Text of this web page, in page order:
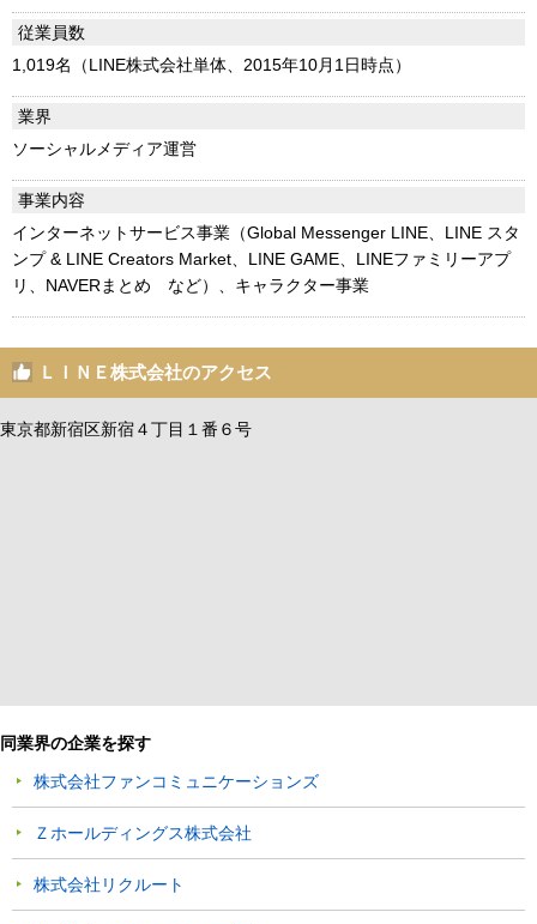
従業員数
1,019名（LINE株式会社単体、2015年10月1日時点）
業界
ソーシャルメディア運営
事業内容
インターネットサービス事業（Global Messenger LINE、LINE スタ
ンプ & LINE Creators Market、LINE GAME、LINEファミリーアプ
リ、NAVERまとめ など）、キャラクター事業
ＬＩＮＥ株式会社のアクセス
東京都新宿区新宿４丁目１番６号
同業界の企業を探す
株式会社ファンコミュニケーションズ
Ｚホールディングス株式会社
株式会社リクルート